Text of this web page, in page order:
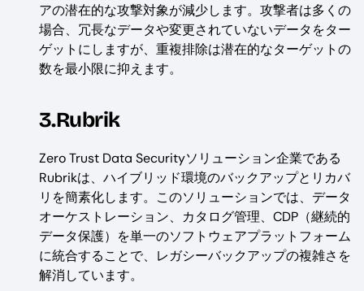
アの潜在的な攻撃対象が減少します。攻撃者は多くの
場合、冗長なデータや変更されていないデータをター
ゲットにしますが、重複排除は潜在的なターゲットの
数を最小限に抑えます。
3.Rubrik
Zero Trust Data Securityソリューション企業である
Rubrikは、ハイブリッド環境のバックアップとリカバ
リを簡素化します。このソリューションでは、データ
オーケストレーション、カタログ管理、CDP（継続的
データ保護）を単一のソフトウェアプラットフォーム
に統合することで、レガシーバックアップの複雑さを
解消しています。